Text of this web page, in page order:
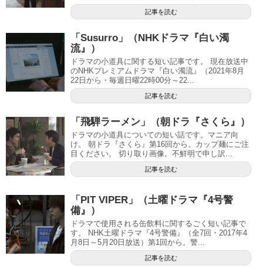
記事を読む
「Susurro」（NHKドラマ『白い濁
流』）
ドラマの小道具に関する短い記事です。 現在放送中
のNHKプレミアムドラマ『白い濁流』（2021年8月
22日から・毎週日曜22時00分～22...
記事を読む
「飛騨ラーメン」（朝ドラ『さくら』）
ドラマの小道具についての短い話です。マニア向
け。 朝ドラ『さくら』第16回から。カップ麺にご注
目ください。 切り取り画像。不鮮明で申し訳...
記事を読む
「PIT VIPER」（土曜ドラマ『4号警
備』）
ドラマで使用される缶飲料に関するごく短い記事で
す。 NHK土曜ドラマ『4号警備』（全7回・2017年4
月8日～5月20日放送）第1回から。警...
記事を読む